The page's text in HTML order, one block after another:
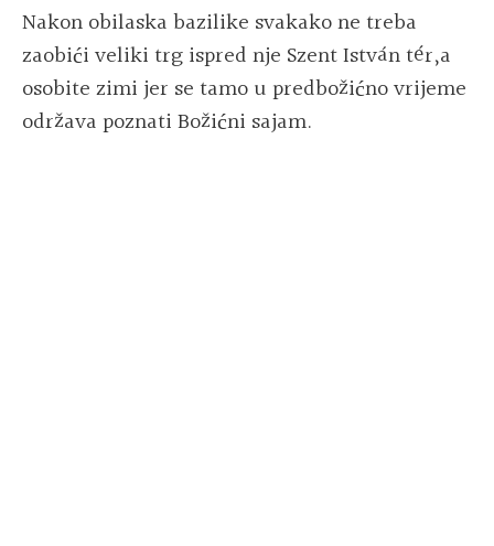
Nakon obilaska bazilike svakako ne treba
zaobići veliki trg ispred nje Szent István tér,a
osobite zimi jer se tamo u predbožićno vrijeme
održava poznati Božićni sajam.